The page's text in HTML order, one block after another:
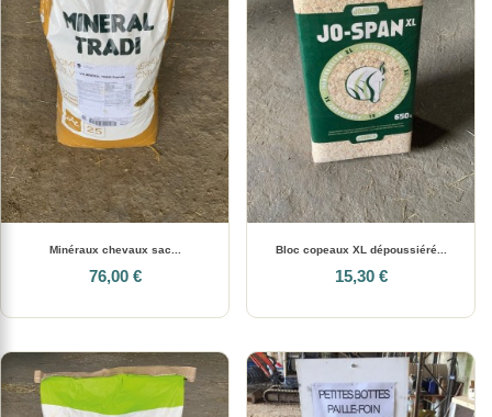
Minéraux chevaux sac...
76,00 €
Bloc copeaux XL dépoussiéré...
15,30 €